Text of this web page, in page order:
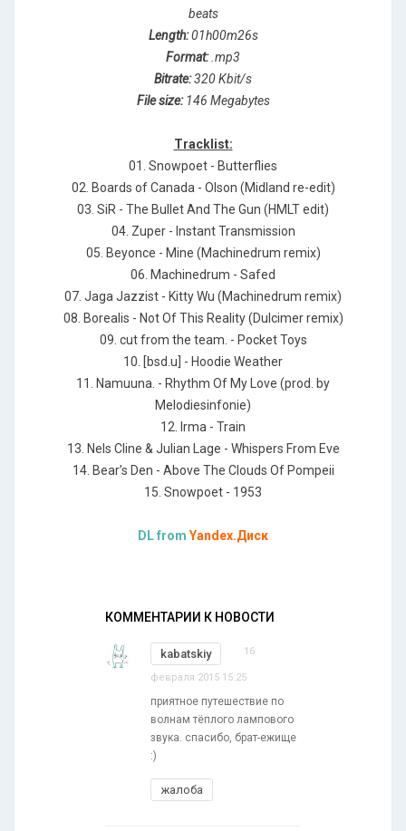
beats
Length:01h00m26s
Format:.mp3
Bitrate:320 Kbit/s
File size:146 Megabytes
Tracklist:
01. Snowpoet - Butterflies
02. Boards of Canada - Olson (Midland re-edit)
03. SiR - The Bullet And The Gun (HMLT edit)
04. Zuper - Instant Transmission
05. Beyonce - Mine (Machinedrum remix)
06. Machinedrum - Safed
07. Jaga Jazzist - Kitty Wu (Machinedrum remix)
08. Borealis - Not Of This Reality (Dulcimer remix)
09. cut from the team. - Pocket Toys
10. [bsd.u] - Hoodie Weather
11. Namuuna. - Rhythm Of My Love (prod. by
Melodiesinfonie)
12. Irma - Train
13. Nels Cline & Julian Lage - Whispers From Eve
14. Bear’s Den - Above The Clouds Of Pompeii
15. Snowpoet - 1953
DL from Yandex.Диск
КОММЕНТАРИИ К НОВОСТИ
kabatskiy 16
февраля 2015 15:25
приятное путешествие по
волнам тёплого лампового
звука. спасибо, брат-ежище
:)
жалоба